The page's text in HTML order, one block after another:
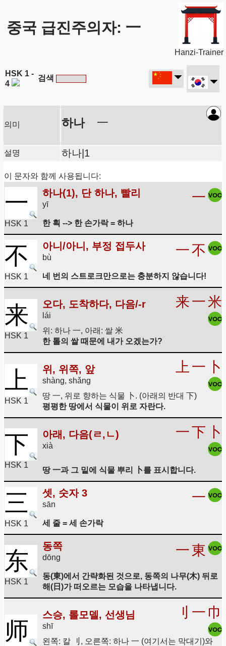
중국 급진주의자: 一
Hanzi-Trainer
HSK 1 -
4
검색
의미 하나一
설명 하나|1
이 문자와 함께 사용됩니다:
一
HSK 1
하나(1), 단 하나, 빨리
yī 一
한 획 --> 한 손가락 = 하나
不
HSK 1
아니/아니, 부정 접두사
bù 一不
네 번의 스트로크만으로는 충분하지 않습니다!
来
HSK 1
오다, 도착하다, 다음/-r
lái
来一米
위: 하나 一, 아래: 쌀 米
한 톨의 쌀 때문에 내가 오겠는가?
上
HSK 1
위, 위쪽, 앞
shàng, shǎng
上 一 卜
땅 一, 위로 향하는 식물 卜. (아래의 반대 下)
평평한 땅에서 식물이 위로 자란다.
下
HSK 1
아래, 다음(ㄹ,ㄴ)
xià
一下 卜
땅 一과 그 밑에 식물 뿌리 卜를 표시합니다.
三
HSK 1
셋, 숫자 3
sān 一
세 줄 = 세 손가락
东
HSK 1
동쪽
dōng 一東
동(東)에서 간략화된 것으로, 동쪽의 나무(木) 뒤로
해(日)가 떠오르는 모습을 나타냅니다.
师
스승, 롤모델, 선생님
shī
刂 一 巾
왼쪽: 칼 刂, 오른쪽: 하나 一 (여기서는 막대기)와